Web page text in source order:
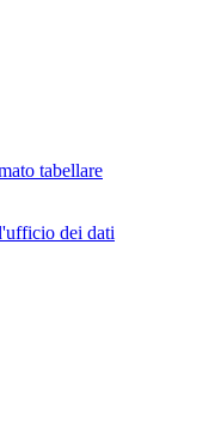
tabellare
dei dati